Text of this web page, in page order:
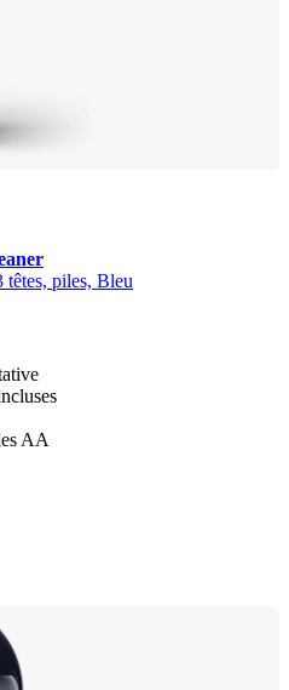
têtes, piles, Bleu
AA